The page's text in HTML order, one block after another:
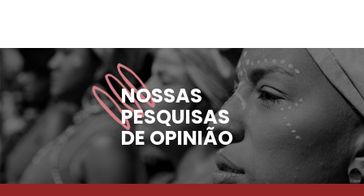
NOSSAS
PESQUISAS
DE OPINIÃO